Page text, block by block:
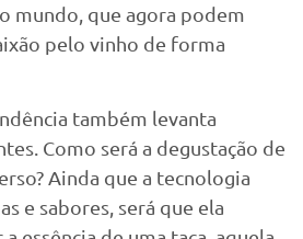
mundo, que agora podem
pelo vinho de forma
também levanta
Como será a degustação de
Ainda que a tecnologia
e sabores, será que ela